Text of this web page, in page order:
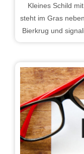
Kleines Schild
steht im Gras
Bierkrug und